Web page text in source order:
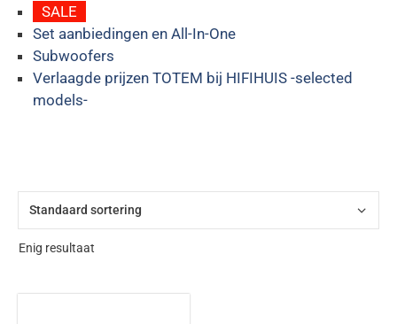
SALE
Set aanbiedingen en All-In-One
Subwoofers
Verlaagde prijzen TOTEM bij HIFIHUIS -selected
models-
Enig resultaat